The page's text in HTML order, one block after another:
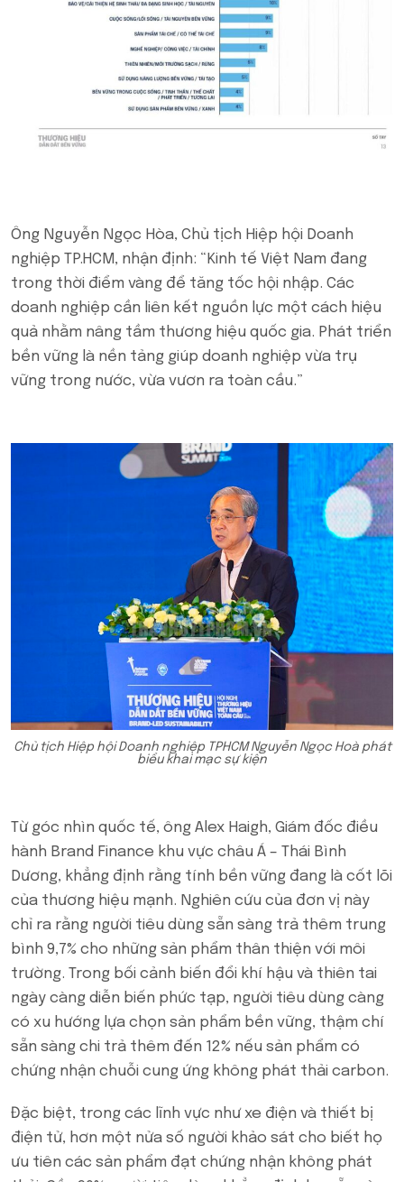
Ông Nguyễn Ngọc Hòa, Chủ tịch Hiệp hội Doanh
nghiệp TP.HCM, nhận định: “Kinh tế Việt Nam đang
trong thời điểm vàng để tăng tốc hội nhập. Các
doanh nghiệp cần liên kết nguồn lực một cách hiệu
quả nhằm nâng tầm thương hiệu quốc gia. Phát triển
bền vững là nền tảng giúp doanh nghiệp vừa trụ
vững trong nước, vừa vươn ra toàn cầu.”
Chủ tịch Hiệp hội Doanh nghiệp TPHCM Nguyễn Ngọc Hoà phát
biểu khai mạc sự kiện
Từ góc nhìn quốc tế, ông Alex Haigh, Giám đốc điều
hành Brand Finance khu vực châu Á – Thái Bình
Dương, khẳng định rằng tính bền vững đang là cốt lõi
của thương hiệu mạnh. Nghiên cứu của đơn vị này
chỉ ra rằng người tiêu dùng sẵn sàng trả thêm trung
bình 9,7% cho những sản phẩm thân thiện với môi
trường. Trong bối cảnh biến đổi khí hậu và thiên tai
ngày càng diễn biến phức tạp, người tiêu dùng càng
có xu hướng lựa chọn sản phẩm bền vững, thậm chí
sẵn sàng chi trả thêm đến 12% nếu sản phẩm có
chứng nhận chuỗi cung ứng không phát thải carbon.
Đặc biệt, trong các lĩnh vực như xe điện và thiết bị
điện tử, hơn một nửa số người khảo sát cho biết họ
ưu tiên các sản phẩm đạt chứng nhận không phát